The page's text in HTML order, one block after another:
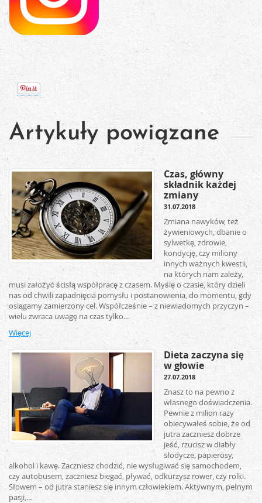
Artykuły powiązane
Czas, główny
składnik każdej
zmiany
31.07.2018
Zmiana nawyków, też
żywieniowych, dbanie o
sylwetkę, zdrowie,
kondycję, czy miliony
innych ważnych kwestii,
na których nam zależy,
musi założyć ścisłą współpracę z czasem. Myślę o czasie, który dzieli
nas od chwili zapadnięcia pomysłu i postanowienia, do momentu, gdy
osiągamy zamierzony cel. Współcześnie – z niewiadomych przyczyn –
wielu zwraca uwagę na czas tylko...
Więcej
Dieta zaczyna się
w głowie
27.07.2018
Znasz to na pewno z
własnego doświadczenia.
Pewnie z milion razy
obiecywałeś sobie, że od
jutra zaczniesz dobrze
jeść, rzucisz w diabły
słodycze, papierosy,
alkohol i kawę. Zaczniesz chodzić, nie wysługiwać się samochodem,
czy autobusem, zaczniesz biegać, pływać, odkurzysz rower, czy rolki.
Słowem – od jutra staniesz się innym człowiekiem. Aktywnym, pełnym
pasji,...